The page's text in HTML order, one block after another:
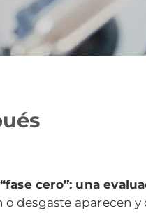
“fase cero”: una
desgaste aparecen